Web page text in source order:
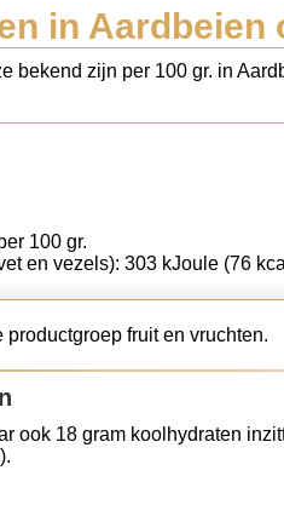
in Aardbeien
bekend zijn per 100 gr. in
100 gr.
en vezels): 303 kJoule (76
fruit en vruchten.
ook 18 gram koolhydraten